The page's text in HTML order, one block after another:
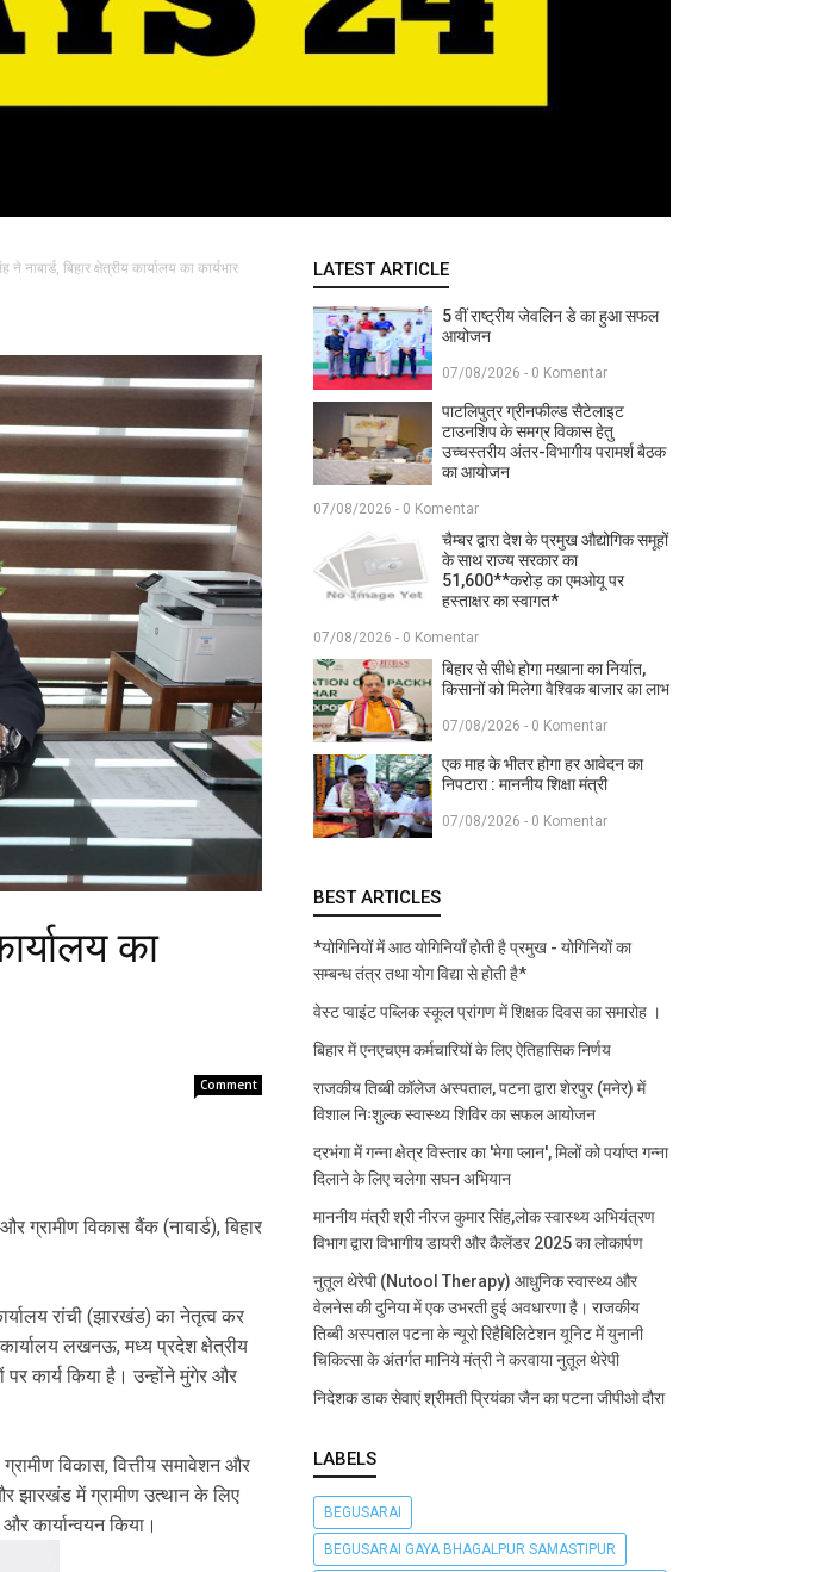
ने नाबार्ड, बिहार क्षेत्रीय कार्यालय का कार्यभार
का
Comment
ग्रामीण विकास बैंक (नाबार्ड), बिहार
रांची (झारखंड) का नेतृत्व कर
कार्यालय लखनऊ, मध्य प्रदेश क्षेत्रीय
पर कार्य किया है। उन्होंने मुंगेर और
विकास, वित्तीय समावेशन और
झारखंड में ग्रामीण उत्थान के लिए
कार्यान्वयन किया।
LATEST ARTICLE
5 वीं राष्ट्रीय जेवलिन डे का हुआ सफल
आयोजन
07/08/2026 - 0 Komentar
पाटलिपुत्र ग्रीनफील्ड सैटेलाइट
टाउनशिप के समग्र विकास हेतु
उच्चस्तरीय अंतर-विभागीय परामर्श बैठक
का आयोजन
07/08/2026 - 0 Komentar
चैम्बर द्वारा देश के प्रमुख औद्योगिक समूहों
के साथ राज्य सरकार का
51,600**करोड़ का एमओयू पर
हस्ताक्षर का स्वागत*
07/08/2026 - 0 Komentar
बिहार से सीधे होगा मखाना का निर्यात,
किसानों को मिलेगा वैश्विक बाजार का लाभ
07/08/2026 - 0 Komentar
एक माह के भीतर होगा हर आवेदन का
निपटारा : माननीय शिक्षा मंत्री
07/08/2026 - 0 Komentar
BEST ARTICLES
*योगिनियों में आठ योगिनियाँ होती है प्रमुख - योगिनियों का
सम्बन्ध तंत्र तथा योग विद्या से होती है*
वेस्ट प्वाइंट पब्लिक स्कूल प्रांगण में शिक्षक दिवस का समारोह ।
बिहार में एनएचएम कर्मचारियों के लिए ऐतिहासिक निर्णय
राजकीय तिब्बी कॉलेज अस्पताल, पटना द्वारा शेरपुर (मनेर) में
विशाल निःशुल्क स्वास्थ्य शिविर का सफल आयोजन
दरभंगा में गन्ना क्षेत्र विस्तार का 'मेगा प्लान', मिलों को पर्याप्त गन्ना
दिलाने के लिए चलेगा सघन अभियान
माननीय मंत्री श्री नीरज कुमार सिंह,लोक स्वास्थ्य अभियंत्रण
विभाग द्वारा विभागीय डायरी और कैलेंडर 2025 का लोकार्पण
नुतूल थेरेपी (Nutool Therapy) आधुनिक स्वास्थ्य और
वेलनेस की दुनिया में एक उभरती हुई अवधारणा है। राजकीय
तिब्बी अस्पताल पटना के न्यूरो रिहैबिलिटेशन यूनिट में युनानी
चिकित्सा के अंतर्गत मानिये मंत्री ने करवाया नुतूल थेरेपी
निदेशक डाक सेवाएं श्रीमती प्रियंका जैन का पटना जीपीओ दौरा
LABELS
BEGUSARAI
BEGUSARAI GAYA BHAGALPUR SAMASTIPUR